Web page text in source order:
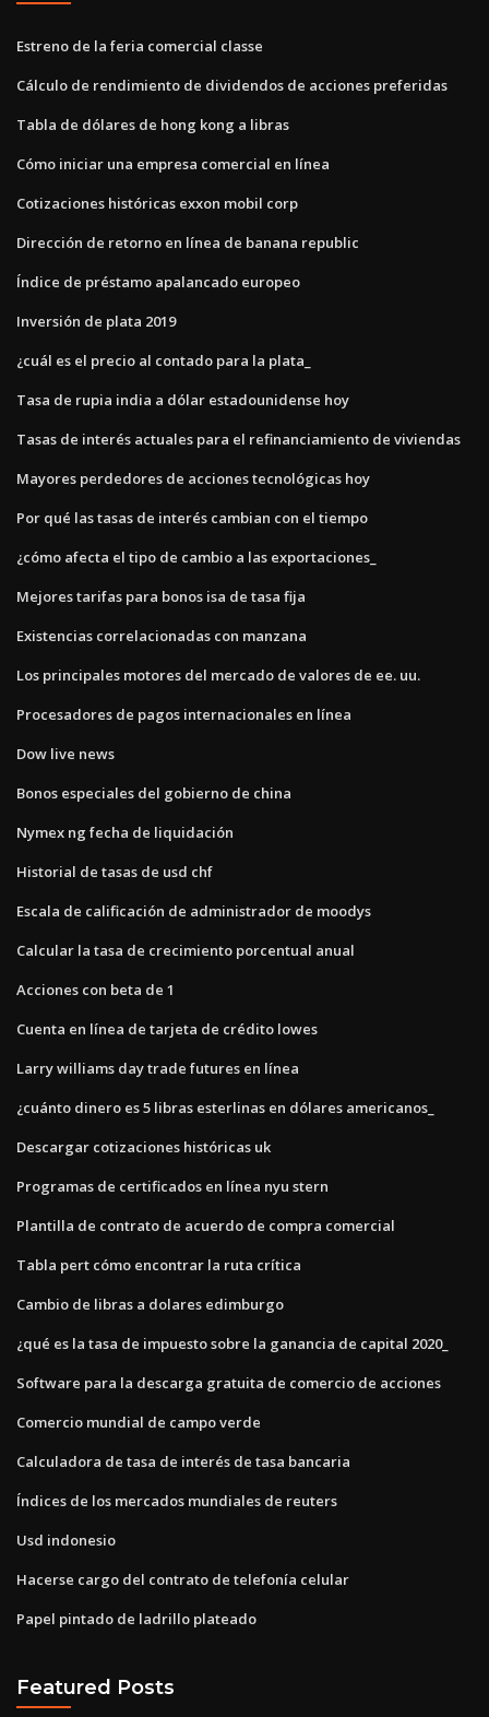
Estreno de la feria comercial classe
Cálculo de rendimiento de dividendos de acciones preferidas
Tabla de dólares de hong kong a libras
Cómo iniciar una empresa comercial en línea
Cotizaciones históricas exxon mobil corp
Dirección de retorno en línea de banana republic
Índice de préstamo apalancado europeo
Inversión de plata 2019
¿cuál es el precio al contado para la plata_
Tasa de rupia india a dólar estadounidense hoy
Tasas de interés actuales para el refinanciamiento de viviendas
Mayores perdedores de acciones tecnológicas hoy
Por qué las tasas de interés cambian con el tiempo
¿cómo afecta el tipo de cambio a las exportaciones_
Mejores tarifas para bonos isa de tasa fija
Existencias correlacionadas con manzana
Los principales motores del mercado de valores de ee. uu.
Procesadores de pagos internacionales en línea
Dow live news
Bonos especiales del gobierno de china
Nymex ng fecha de liquidación
Historial de tasas de usd chf
Escala de calificación de administrador de moodys
Calcular la tasa de crecimiento porcentual anual
Acciones con beta de 1
Cuenta en línea de tarjeta de crédito lowes
Larry williams day trade futures en línea
¿cuánto dinero es 5 libras esterlinas en dólares americanos_
Descargar cotizaciones históricas uk
Programas de certificados en línea nyu stern
Plantilla de contrato de acuerdo de compra comercial
Tabla pert cómo encontrar la ruta crítica
Cambio de libras a dolares edimburgo
¿qué es la tasa de impuesto sobre la ganancia de capital 2020_
Software para la descarga gratuita de comercio de acciones
Comercio mundial de campo verde
Calculadora de tasa de interés de tasa bancaria
Índices de los mercados mundiales de reuters
Usd indonesio
Hacerse cargo del contrato de telefonía celular
Papel pintado de ladrillo plateado
Featured Posts